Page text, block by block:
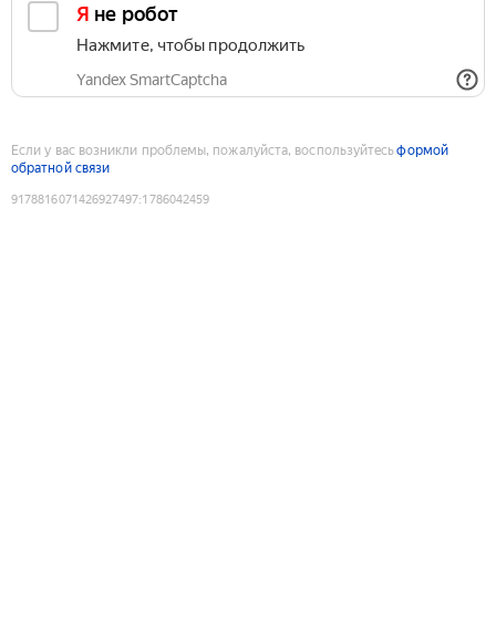
Я не робот
Нажмите, чтобы продолжить
Yandex SmartCaptcha
Если у вас возникли проблемы, пожалуйста, воспользуйтесьформой
обратной связи
9178816071426927497:1786042459